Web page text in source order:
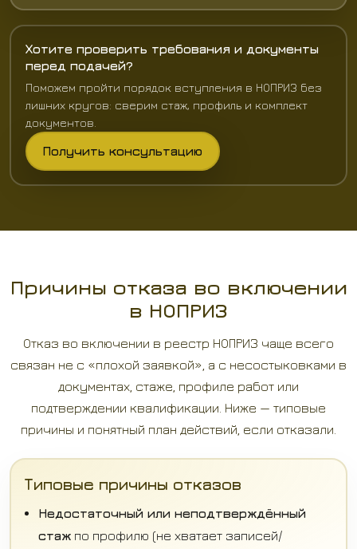
Хотите проверить требования и документы
перед подачей?
Поможем пройти порядок вступления в НОПРИЗ без
лишних кругов: сверим стаж, профиль и комплект
документов.
Получить консультацию
Причины отказа во включении
в НОПРИЗ
Отказ во включении в реестр НОПРИЗ чаще всего
связан не с «плохой заявкой», а с несостыковками в
документах, стаже, профиле работ или
подтверждении квалификации. Ниже — типовые
причины и понятный план действий, если отказали.
Типовые причины отказов
Недостаточный или неподтверждённый
стажпо профилю (не хватает записей/